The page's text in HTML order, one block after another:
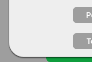
Tous droits